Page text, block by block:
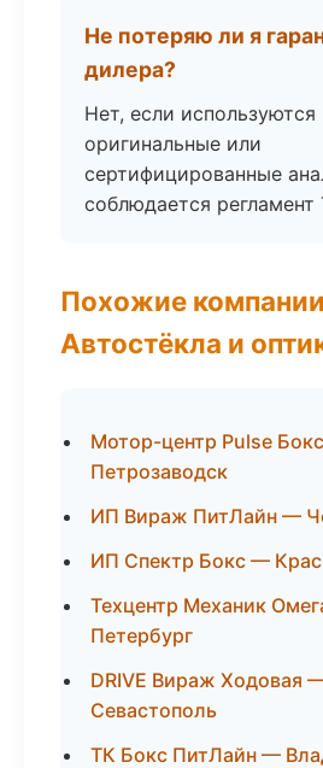
Не потеряю ли я
дилера?
Нет, если используются
оригинальные или
сертифицированные
соблюдается регламент
Похожие
Автостёкла и
Мотор-центр Pulse
Петрозаводск
ИП Вираж ПитЛайн —
ИП Спектр Бокс —
Техцентр Механик
Петербург
DRIVE Вираж Ходовая
Севастополь
ТК Бокс ПитЛайн —